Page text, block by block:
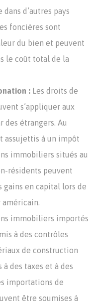
d’autres pays
foncières sont
du bien et peuvent
le coût total de la
: Les droits de
s’appliquer aux
des étrangers. Au
assujettis à un impôt
immobiliers situés au
résidents peuvent
gains en capital lors de
américain.
immobiliers importés
à des contrôles
de construction
des taxes et à des
importations de
être soumises à